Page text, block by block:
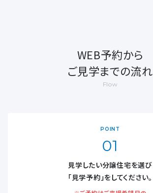
WEB予約から
ご見学までの流れ
Flow
POINT
01
見学したい分譲住宅を選び
「見学予約」をしてください。